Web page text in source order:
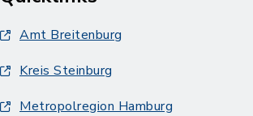
Amt Breitenburg
Kreis Steinburg
Metropolregion Hamburg